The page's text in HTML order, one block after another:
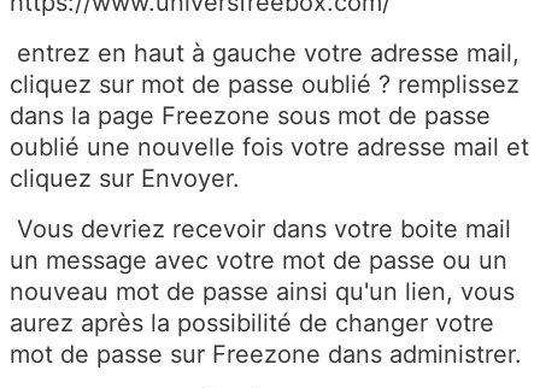
entrez en haut à gauche votre adresse mail,
cliquez sur mot de passe oublié ? remplissez
dans la page Freezone sous mot de passe
oublié une nouvelle fois votre adresse mail et
cliquez sur Envoyer.
Vous devriez recevoir dans votre boite mail
un message avec votre mot de passe ou un
nouveau mot de passe ainsi qu'un lien, vous
aurez après la possibilité de changer votre
mot de passe sur Freezone dans administrer.